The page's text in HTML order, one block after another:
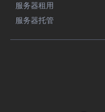
服务器租用
服务器托管